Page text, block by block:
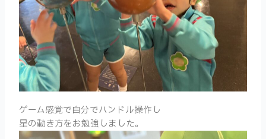
ゲーム感覚で自分でハンドル操作し
星の動き方をお勉強しました。